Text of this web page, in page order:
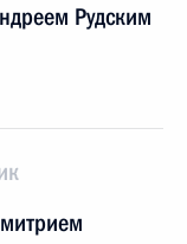
Рудским